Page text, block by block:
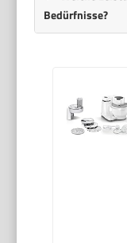
Bedürfnisse?